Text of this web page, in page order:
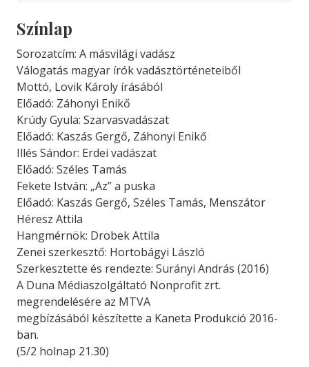
Színlap
Sorozatcím: A másvilági vadász
Válogatás magyar írók vadásztörténeteiből
Mottó, Lovik Károly írásából
Előadó: Záhonyi Enikő
Krúdy Gyula: Szarvasvadászat
Előadó: Kaszás Gergő, Záhonyi Enikő
Illés Sándor: Erdei vadászat
Előadó: Széles Tamás
Fekete István: „Az” a puska
Előadó: Kaszás Gergő, Széles Tamás, Menszátor
Héresz Attila
Hangmérnök: Drobek Attila
Zenei szerkesztő: Hortobágyi László
Szerkesztette és rendezte: Surányi András (2016)
A Duna Médiaszolgáltató Nonprofit zrt.
megrendelésére az MTVA
megbízásából készítette a Kaneta Produkció 2016-
ban.
(5/2 holnap 21.30)